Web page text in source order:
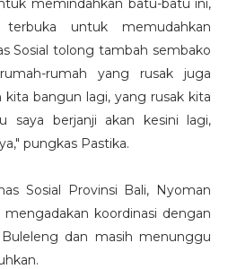
memindahkan batu-batu ini,
untuk memudahkan
Sosial tolong tambah sembako
rumah yang rusak juga
kita bangun lagi, yang rusak kita
saya berjanji akan kesini lagi,
pungkas Pastika.
Sosial Provinsi Bali, Nyoman
koordinasi dengan
Buleleng dan masih menunggu